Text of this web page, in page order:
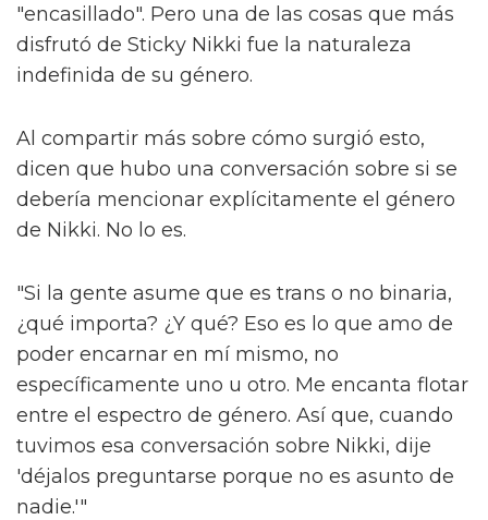
"encasillado". Pero una de las cosas que más
disfrutó de Sticky Nikki fue la naturaleza
indefinida de su género.
Al compartir más sobre cómo surgió esto,
dicen que hubo una conversación sobre si se
debería mencionar explícitamente el género
de Nikki. No lo es.
"Si la gente asume que es trans o no binaria,
¿qué importa? ¿Y qué? Eso es lo que amo de
poder encarnar en mí mismo, no
específicamente uno u otro. Me encanta flotar
entre el espectro de género. Así que, cuando
tuvimos esa conversación sobre Nikki, dije
'déjalos preguntarse porque no es asunto de
nadie.'"